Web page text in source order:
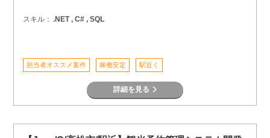
スキル： .NET , C# , SQL
担当者オススメ案件 稼働安定 駅近く
詳細を見る